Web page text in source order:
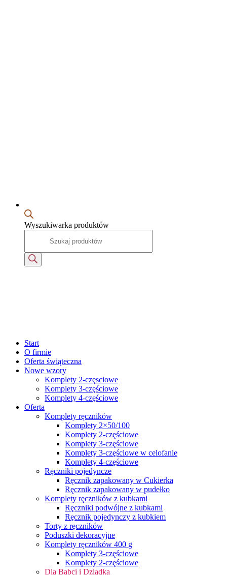
Wyszukiwarka produktów
Start
O firmie
Oferta świąteczna
Nowe wzory
Komplety 2-częsciowe
Komplety 3-częściowe
Komplety 4-częściowe
Oferta
Komplety ręczników
Komplety 2×50/100
Komplety 2-częściowe
Komplety 3-częściowe
Komplety 3-częściowe w celofanie
Komplety 4-częściowe
Ręczniki pojedyncze
Ręcznik zapakowany w Cukierka
Ręcznik zapakowany w pudełko
Komplety ręczników z kubkami
Ręczniki podwójne z kubkami
Ręcznik pojedynczy z kubkiem
Torty z ręczników
Poduszki dekoracyjne
Komplety ręczników 400 g
Komplety 3-częściowe
Komplety 2-częściowe
Dla Babci i Dziadka